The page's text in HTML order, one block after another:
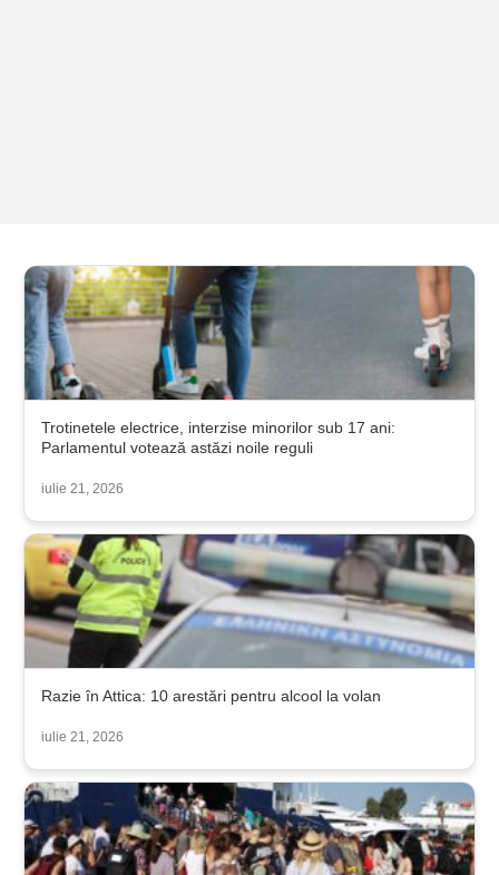
Trotinetele electrice, interzise minorilor sub 17 ani:
Parlamentul votează astăzi noile reguli
iulie 21, 2026
Razie în Attica: 10 arestări pentru alcool la volan
iulie 21, 2026